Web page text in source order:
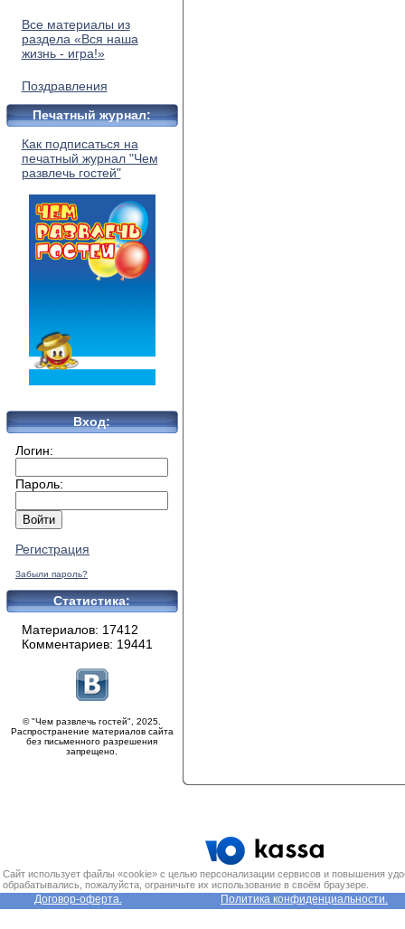
Все материалы из
раздела «Вся наша
жизнь - игра!»
Поздравления
Печатный журнал:
Как подписаться на
печатный журнал "Чем
развлечь гостей"
Вход:
Логин:
Пароль:
Регистрация
Забыли пароль?
Статистика:
Материалов: 17412
Комментариев: 19441
© "Чем развлечь гостей", 2025.
Распространение материалов сайта
без письменного разрешения
запрещено.
Сайт использует файлы «cookie» с целью персонализации сервисов и повышения
обрабатывались, пожалуйста, ограничьте их использование в своём браузере.
Договор-оферта. Политика конфиденциальности.